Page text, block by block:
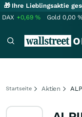
🎁 Ihre Lieblingsaktie
DAX +0,69% Gold 0,00
Startseite Aktien